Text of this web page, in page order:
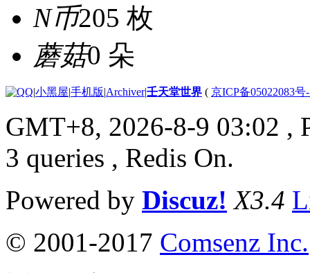
N币205 枚
蘑菇0 朵
|小黑屋|手机版|Archiver|壬天堂世界 ( 京ICP备05022083号
GMT+8, 2026-8-9 03:02 ,
3 queries , Redis On.
Powered by Discuz! X3.4
© 2001-2017 Comsenz Inc.